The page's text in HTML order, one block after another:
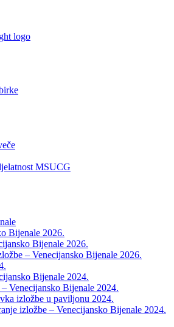
MSUCG
Bijenale 2026.
Bijenale 2026.
– Venecijansko Bijenale 2026.
Bijenale 2024.
– Venecijansko Bijenale 2024.
izložbe u paviljonu 2024.
izložbe – Venecijansko Bijenale 2024.